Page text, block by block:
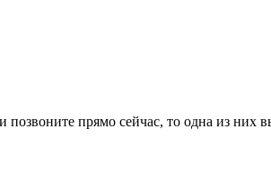
прямо сейчас, то одна из них